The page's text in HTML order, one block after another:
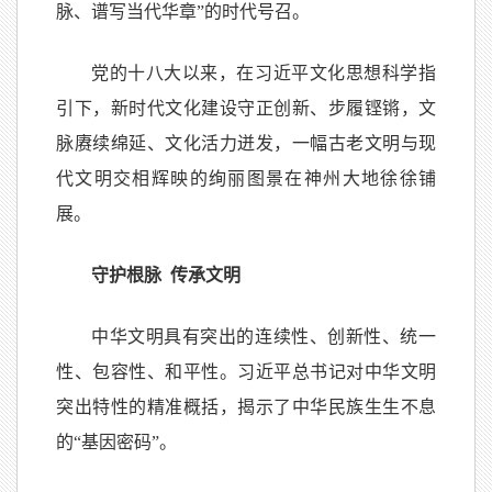
脉、谱写当代华章”的时代号召。
党的十八大以来，在习近平文化思想科学指
引下，新时代文化建设守正创新、步履铿锵，文
脉赓续绵延、文化活力迸发，一幅古老文明与现
代文明交相辉映的绚丽图景在神州大地徐徐铺
展。
守护根脉 传承文明
中华文明具有突出的连续性、创新性、统一
性、包容性、和平性。习近平总书记对中华文明
突出特性的精准概括，揭示了中华民族生生不息
的“基因密码”。